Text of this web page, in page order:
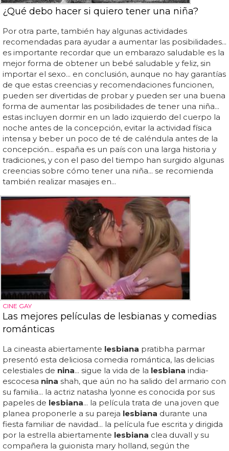
¿Qué debo hacer si quiero tener una niña?
Por otra parte, también hay algunas actividades
recomendadas para ayudar a aumentar las posibilidades...
es importante recordar que un embarazo saludable es la
mejor forma de obtener un bebé saludable y feliz, sin
importar el sexo... en conclusión, aunque no hay garantías
de que estas creencias y recomendaciones funcionen,
pueden ser divertidas de probar y pueden ser una buena
forma de aumentar las posibilidades de tener una niña...
estas incluyen dormir en un lado izquierdo del cuerpo la
noche antes de la concepción, evitar la actividad física
intensa y beber un poco de té de caléndula antes de la
concepción... españa es un país con una larga historia y
tradiciones, y con el paso del tiempo han surgido algunas
creencias sobre cómo tener una niña... se recomienda
también realizar masajes en...
CINE GAY
Las mejores películas de lesbianas y comedias
románticas
La cineasta abiertamente lesbiana pratibha parmar
presentó esta deliciosa comedia romántica, las delicias
celestiales de nina... sigue la vida de la lesbiana india-
escocesa nina shah, que aún no ha salido del armario con
su familia... la actriz natasha lyonne es conocida por sus
papeles de lesbiana... la película trata de una joven que
planea proponerle a su pareja lesbiana durante una
fiesta familiar de navidad... la película fue escrita y dirigida
por la estrella abiertamente lesbiana clea duvall y su
compañera la guionista mary holland, según the